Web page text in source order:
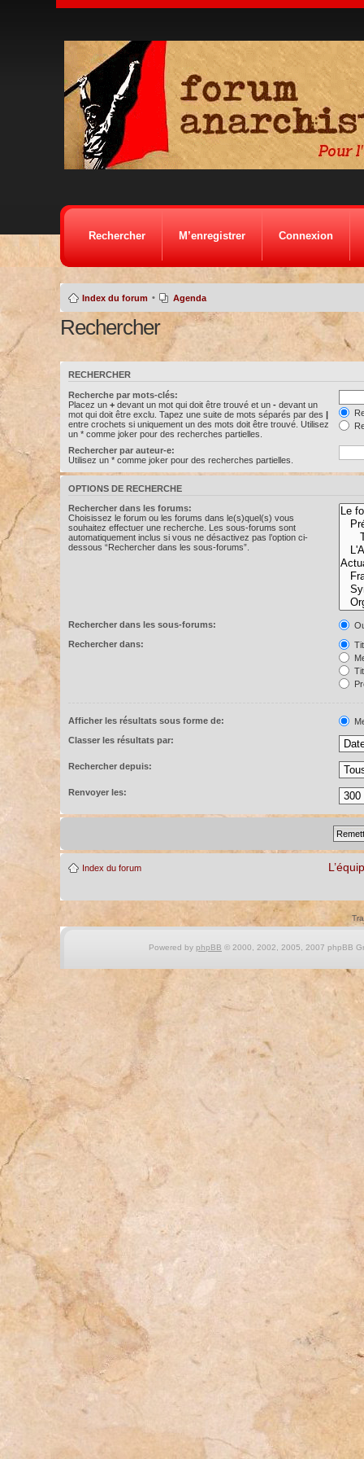
Rechercher M’enregistrer Connexion
Index du forum • Agenda
Rechercher
RECHERCHER
Recherche par mots-clés:
Placez un +devant un mot qui doit être trouvé et un -devant un
mot qui doit être exclu. Tapez une suite de mots séparés par des |
entre crochets si uniquement un des mots doit être trouvé. Utilisez
un * comme joker pour des recherches partielles.
Rechercher par auteur-e:
Utilisez un * comme joker pour des recherches partielles.
OPTIONS DE RECHERCHE
Rechercher dans les forums:
Choisissez le forum ou les forums dans le(s)quel(s) vous
souhaitez effectuer une recherche. Les sous-forums sont
automatiquement inclus si vous ne désactivez pas l’option ci-
dessous “Rechercher dans les sous-forums”.
Rechercher dans les sous-forums:
Rechercher dans:
Afficher les résultats sous forme de:
Classer les résultats par:
Rechercher depuis:
Renvoyer les:
Index du forum
Powered by phpBB © 2000, 2002, 2005, 2007 phpBB